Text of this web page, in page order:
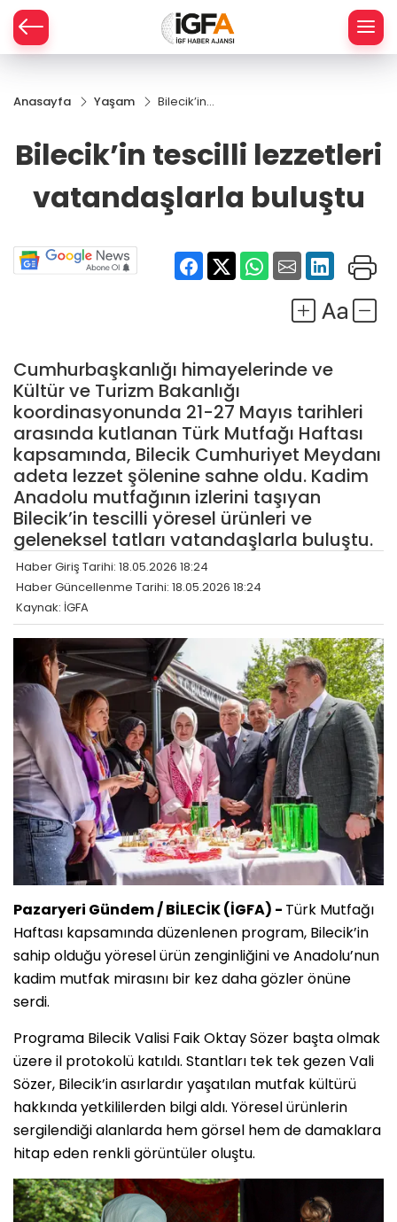
Anasayfa Yaşam
Bilecik’in
vatandaşlarla
Bilecik’in tescilli lezzetleri
vatandaşlarla buluştu
Cumhurbaşkanlığı himayelerinde ve
Kültür ve Turizm Bakanlığı
koordinasyonunda 21-27 Mayıs tarihleri
arasında kutlanan Türk Mutfağı Haftası
kapsamında, Bilecik Cumhuriyet Meydanı
adeta lezzet şölenine sahne oldu. Kadim
Anadolu mutfağının izlerini taşıyan
Bilecik’in tescilli yöresel ürünleri ve
geleneksel tatları vatandaşlarla buluştu.
Haber Giriş Tarihi: 18.05.2026 18:24
Haber Güncellenme Tarihi: 18.05.2026 18:24
Kaynak: İGFA
Pazaryeri Gündem / BİLECİK (İGFA) - Türk Mutfağı
Haftası kapsamında düzenlenen program, Bilecik’in
sahip olduğu yöresel ürün zenginliğini ve Anadolu’nun
kadim mutfak mirasını bir kez daha gözler önüne
serdi.
Programa Bilecik Valisi Faik Oktay Sözer başta olmak
üzere il protokolü katıldı. Stantları tek tek gezen Vali
Sözer, Bilecik’in asırlardır yaşatılan mutfak kültürü
hakkında yetkililerden bilgi aldı. Yöresel ürünlerin
sergilendiği alanlarda hem görsel hem de damaklara
hitap eden renkli görüntüler oluştu.